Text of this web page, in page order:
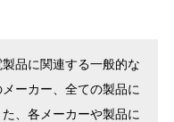
品に関連する一般的な
ーカー、全ての製品に
、各メーカーや製品に